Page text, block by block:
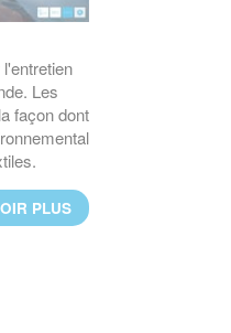
LE
de
du
PLUS
sont
Les
façon dont
PLUS